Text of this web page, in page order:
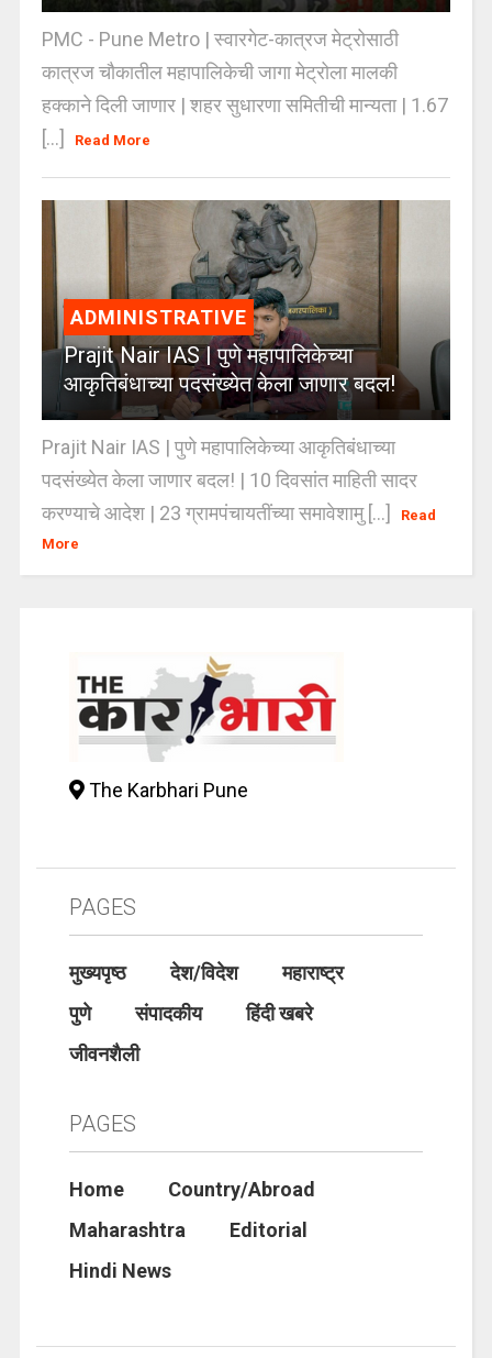
PMC - Pune Metro | स्वारगेट-कात्रज मेट्रोसाठी
कात्रज चौकातील महापालिकेची जागा मेट्रोला मालकी
हक्काने दिली जाणार | शहर सुधारणा समितीची मान्यता | 1.67
[...]
Read More
ADMINISTRATIVE
Prajit Nair IAS | पुणे महापालिकेच्या
आकृतिबंधाच्या पदसंख्येत केला जाणार बदल!
Prajit Nair IAS | पुणे महापालिकेच्या आकृतिबंधाच्या
पदसंख्येत केला जाणार बदल! | 10 दिवसांत माहिती सादर
करण्याचे आदेश | 23 ग्रामपंचायतींच्या समावेशामु [...]
Read
More
The Karbhari Pune
PAGES
मुख्यपृष्ठ देश/विदेश
महाराष्ट्र
पुणे
संपादकीय
हिंदी खबरे
जीवनशैली
PAGES
Home
Country/Abroad
Maharashtra
Editorial
Hindi News